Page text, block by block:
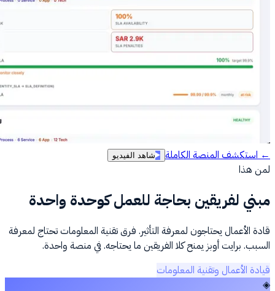
← استكشف المنصة الكاملة شاهد الفيديو
لمن هذا
مبني لفريقين بحاجة للعمل كوحدة واحدة
قادة الأعمال يحتاجون لمعرفة التأثير. فرق تقنية المعلومات تحتاج لمعرفة
السبب. برايت أوبز يمنح كلا الفريقين ما يحتاجه. في منصة واحدة.
قيادة الأعمال وتقنية المعلومات
◈